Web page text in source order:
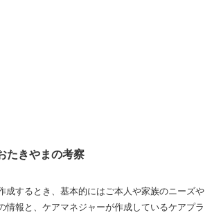
たきやまの考察
成するとき、基本的にはご本人や家族のニーズや
情報と、ケアマネジャーが作成しているケアプラ